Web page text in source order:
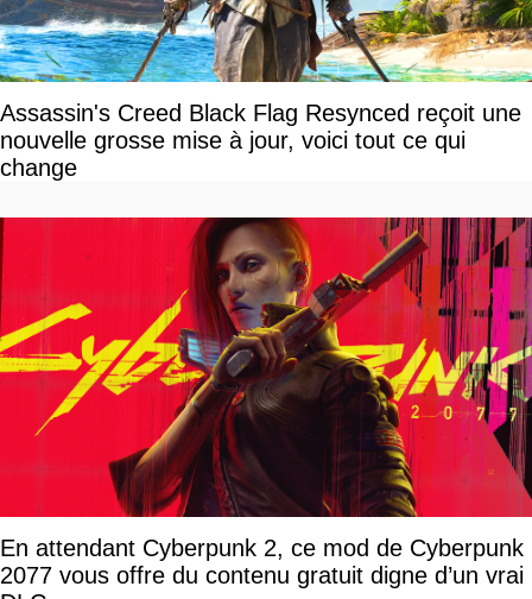
Assassin's Creed Black Flag Resynced reçoit une
nouvelle grosse mise à jour, voici tout ce qui
change
En attendant Cyberpunk 2, ce mod de Cyberpunk
2077 vous offre du contenu gratuit digne d’un vrai